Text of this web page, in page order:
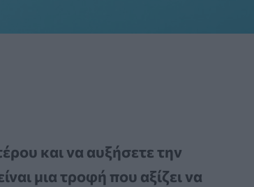
και να αυξήσετε την
μια τροφή που αξίζει να